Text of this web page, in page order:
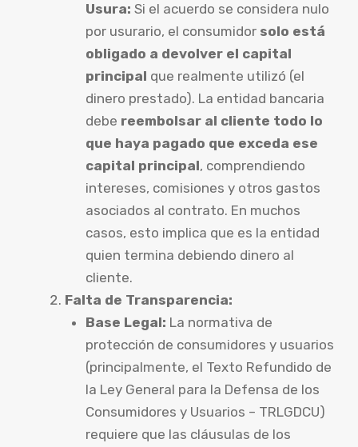
Usura: Si el acuerdo se considera nulo
por usurario, el consumidor solo está
obligado a devolver el capital
principal que realmente utilizó (el
dinero prestado). La entidad bancaria
debe reembolsar al cliente todo lo
que haya pagado que exceda ese
capital principal, comprendiendo
intereses, comisiones y otros gastos
asociados al contrato. En muchos
casos, esto implica que es la entidad
quien termina debiendo dinero al
cliente.
Falta de Transparencia:
Base Legal: La normativa de
protección de consumidores y usuarios
(principalmente, el Texto Refundido de
la Ley General para la Defensa de los
Consumidores y Usuarios – TRLGDCU)
requiere que las cláusulas de los